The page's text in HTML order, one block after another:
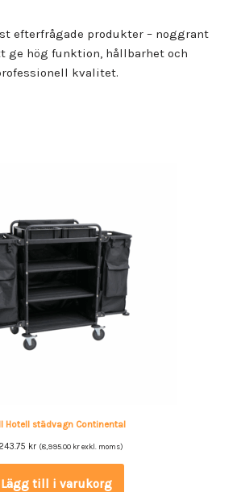
efterfrågade produkter – noggrant
ge hög funktion, hållbarhet och
kvalitet.
Hotell städvagn Continental
kr (8,995.00 krexkl. moms)
Lägg till i varukorg